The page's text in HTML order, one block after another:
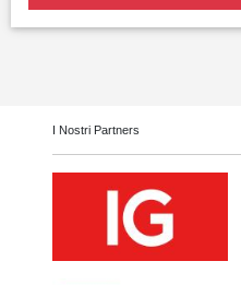
I Nostri Partners